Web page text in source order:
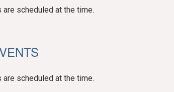
are scheduled at the time.
are scheduled at the time.